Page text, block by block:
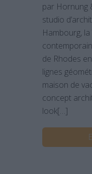
par Hornung
studio
Hambourg,
de Rhodes
lignes
maison de
concept
look[…]